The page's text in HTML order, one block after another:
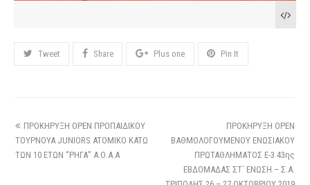
Tweet Share Plus one Pin It
ΠΡΟΚΗΡΥΞΗ OPEN ΠΡΟΠΑΙΔΙΚΟΥ
ΤΟΥΡΝΟΥΑ JUNIORS ATOMIKO KATΩ
ΤΩΝ 10 ΕΤΩΝ ‘’ΡΗΓΑ’’ Α.Ο.Α.Α
ΠΡΟΚΗΡΥΞΗ OPEN
ΒΑΘΜΟΛΟΓΟΥΜΕΝΟΥ ΕΝΩΣΙΑΚΟΥ
ΠΡΩΤΑΘΛΗΜΑΤΟΣ Ε-3 43ης
ΕΒΔΟΜΑΔΑΣ ΣΤ΄ ΕΝΩΣΗ – Σ.Α.